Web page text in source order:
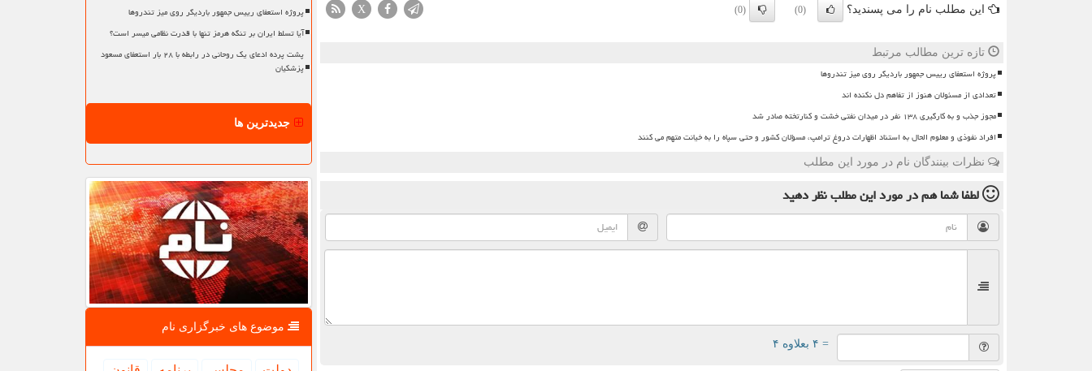
این مطلب نام را می پسندید؟ (0)
(0)
X
تازه ترین مطالب مرتبط
پروژه استعفای رییس جمهور باردیگر روی میز تندروها
تعدادی از مسئولان هنوز از تفاهم دل نکنده اند
مجوز جذب و به کارگیری ۱۳۸ نفر در میدان نفتی خشت و کنارتخته صادر شد
افراد نفوذی و معلوم الحال به استناد اظهارات دروغ ترامپ، مسؤلان کشور و حتی سپاه را به خیانت متهم می کنند
نظرات بینندگان نام در مورد این مطلب
لطفا شما همدر مورد این مطلبنظر دهید
= ۴ بعلاوه ۴
پروژه استعفای رییس جمهور باردیگر روی میز تندروها
آیا تسلط ایران بر تنگه هرمز تنها با قدرت نظامی میسر است؟
پشت پرده ادعای یک روحانی در رابطه با ۲۸ بار استعفای مسعود
پزشکیان
جدیدترین ها
موضوع های خبرگزاری نام